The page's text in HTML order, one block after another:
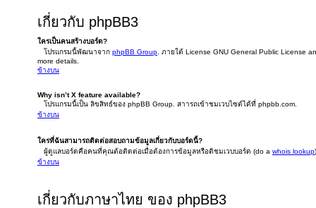
เกี่ยวกับ phpBB3
ใครเป็นคนสร้างบอร์ด?
โปรแกรมนี้พัฒนาจาก phpBB Group . ภายใต้ License GNU General Public License
more details.
ข้างบน
Why isn’t X feature available?
โปรแกรมนี้เป็น ลิขสิทธ์ของ phpBB Group. สาารถเข้าชมเวบไซต์ได้ที่ phpbb.com.
ข้างบน
ใครที่ฉันสามารถติดต่อสอบถามข้อมูลเกี่ยวกับบอร์ดนี้?
ผู้ดูแลบอร์ดคือคนที่คุณต้อติดต่อเมื่อต้องการข้อมูลหรือติชมเวบบอร์ด (do a whois lookup
ข้างบน
เกี่ยวกับภาษาไทย ของ phpBB3